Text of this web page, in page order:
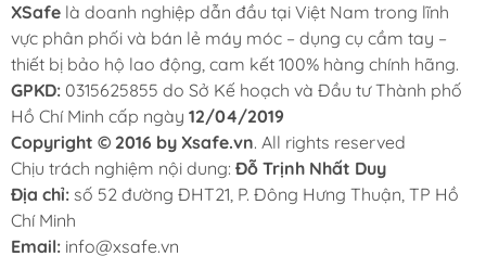
XSafe là doanh nghiệp dẫn đầu tại Việt Nam trong lĩnh
vực phân phối và bán lẻ máy móc – dụng cụ cầm tay –
thiết bị bảo hộ lao động, cam kết 100% hàng chính hãng.
GPKD: 0315625855 do Sở Kế hoạch và Đầu tư Thành phố
Hồ Chí Minh cấp ngày 12/04/2019
Copyright © 2016 by Xsafe.vn. All rights reserved
Chịu trách nghiệm nội dung: Đỗ Trịnh Nhất Duy
Địa chỉ: số 52 đường ĐHT21, P. Đông Hưng Thuận, TP Hồ
Chí Minh
Email: info@xsafe.vn